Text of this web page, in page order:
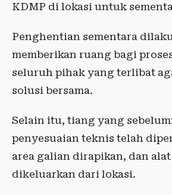
KDMP di lokasi untuk
Penghentian sementara
memberikan ruang bagi
seluruh pihak yang terlibat
solusi bersama.
Selain itu, tiang yang
penyesuaian teknis telah
area galian dirapikan, dan
dikeluarkan dari lokasi.